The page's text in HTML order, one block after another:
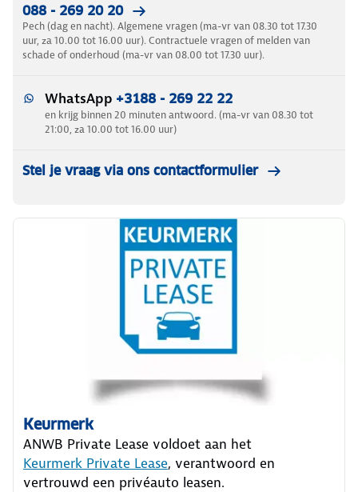
088 - 269 20 20
Pech (dag en nacht). Algemene vragen (ma-vr van 08.30 tot 17.30
uur, za 10.00 tot 16.00 uur). Contractuele vragen of melden van
schade of onderhoud (ma-vr van 08.00 tot 17.30 uur).
WhatsApp +3188 - 269 22 22
en krijg binnen 20 minuten antwoord. (ma-vr van 08.30 tot
21:00, za 10.00 tot 16.00 uur)
Stel je vraag via ons contactformulier
Keurmerk
ANWB Private Lease voldoet aan het
Keurmerk Private Lease, verantwoord en
vertrouwd een privéauto leasen.